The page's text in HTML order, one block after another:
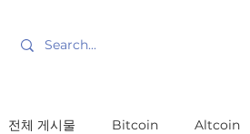
전체 게시물 Bitcoin Altcoin